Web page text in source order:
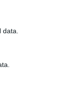
l’aide de l’État
emplois